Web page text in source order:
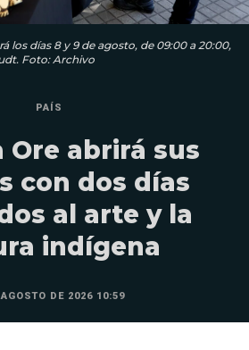
los días 8 y 9 de agosto, de 09:00 a 20:00,
Foto: Archivo
PAÍS
Ore abrirá sus
con dos días
al arte y la
indígena
DE 2026 10:59